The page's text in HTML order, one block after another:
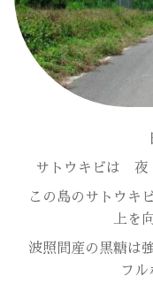
サトウキビは 夜
この島のサトウ
上を
波照間産の黒糖は
フル